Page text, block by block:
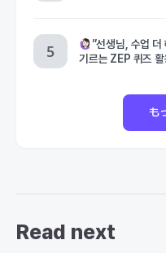
”선생님, 수업 더
기르는 ZEP 퀴즈 활
も
Read next